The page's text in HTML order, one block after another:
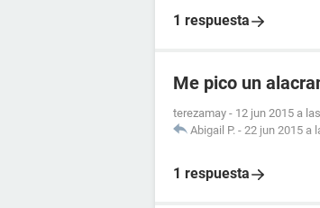
1 respuesta
Me pico un
terezamay - 12 jun 2015 a
Abigail P. - 22 jun 2015 a
1 respuesta